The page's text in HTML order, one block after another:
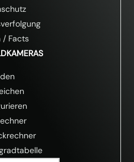
/ Facts